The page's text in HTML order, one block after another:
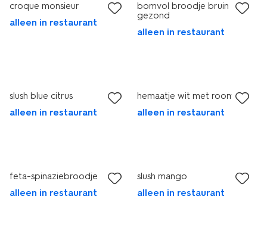
croque monsieur
alleen in restaurant
bomvol broodje bruin
gezond
alleen in restaurant
slush blue citrus
alleen in restaurant
hemaatje wit met roomkaas
alleen in restaurant
feta-spinaziebroodje
alleen in restaurant
slush mango
alleen in restaurant